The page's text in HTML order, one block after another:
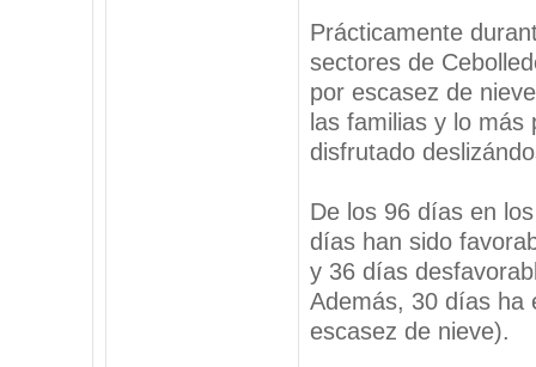
Prácticamente
sectores de
por escasez de
las familias y lo
disfrutado
De los 96 días en
días han sido
y 36 días
Además, 30 días ha
escasez de nieve).